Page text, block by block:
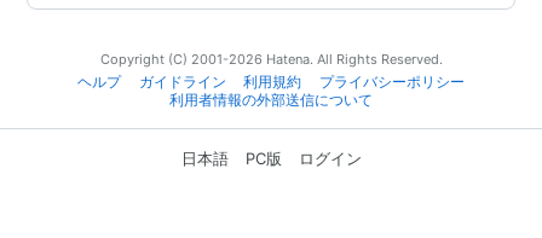
Copyright (C) 2001-2026 Hatena. All Rights Reserved.
ヘルプ
ガイドライン 利用規約
プライバシーポリシー
利用者情報の外部送信について
日本語 PC版 ログイン